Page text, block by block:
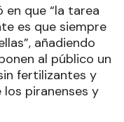
en que “la tarea
es que siempre
añadiendo
al público un
fertilizantes y
los piranenses y